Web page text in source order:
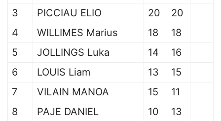
3
PICCIAU ELIO 20
20
4
WILLIMES Marius 18
18
5
JOLLINGS Luka 14
16
6
LOUIS Liam 13
15
7
VILAIN MANOA 15
11
8
PAJE DANIEL 10 13